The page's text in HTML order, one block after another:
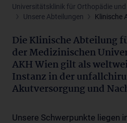
Universitätsklinik für Orthopädie
Unsere Abteilungen
Klinische
Die Klinische Abteilung
der Medizinischen
AKH Wien gilt als
Instanz in der
Akutversorgung und
Unsere Schwerpunkte liegen